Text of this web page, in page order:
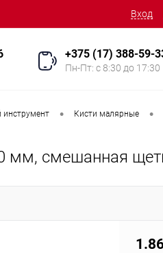
Вход
+375 (17) 388-59-
Пн-Пт: с 8:30 до 17:30
инструмент • Кисти малярные •
мм, смешанная